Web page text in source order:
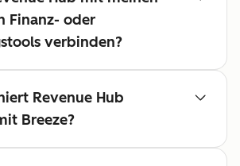
Finanz- oder
verbinden?
Revenue Hub
Breeze?